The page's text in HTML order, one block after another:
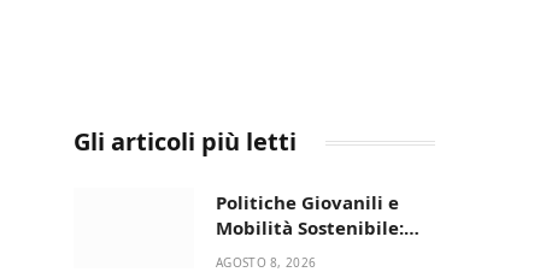
Gli articoli più letti
Politiche Giovanili e
Mobilità Sostenibile:
premiati gli studenti
AGOSTO 8, 2026